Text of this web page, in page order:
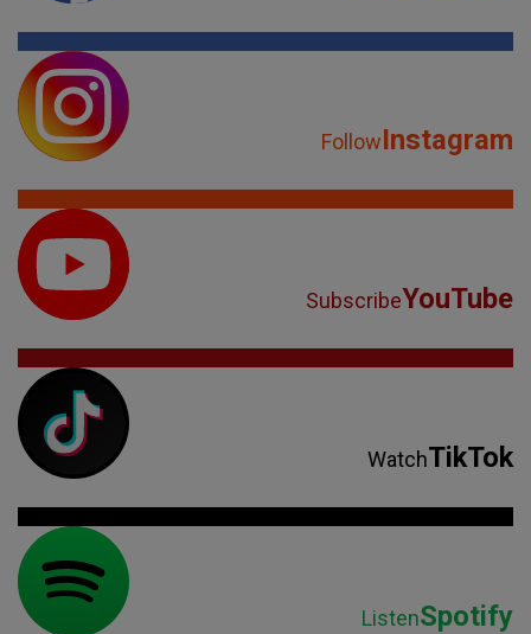
FollowInstagram
SubscribeYouTube
WatchTikTok
ListenSpotify